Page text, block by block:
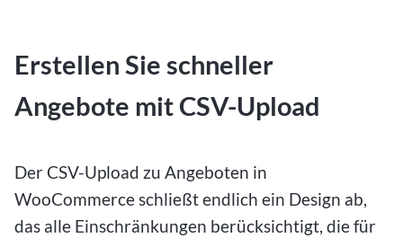
Erstellen Sie schneller
Angebote mit CSV-Upload
Der CSV-Upload zu Angeboten in
WooCommerce schließt endlich ein Design ab,
das alle Einschränkungen berücksichtigt, die für